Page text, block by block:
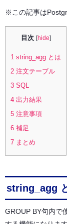
※この記事は
目次 [hide]
1 string_agg とは
2 注文テーブル
3 SQL
4 出力結果
5 注意事項
6 補足
7 まとめ
string_agg
GROUP BY句内で